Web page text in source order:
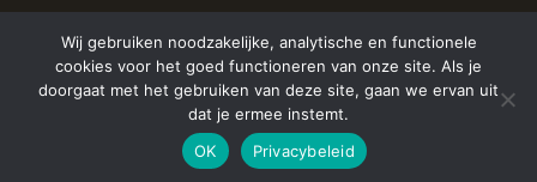
Copyright © 2024 Aurelia Schoonheidssalon | All
Rights Reserved | WebdesignAppdsgn
Wij gebruiken noodzakelijke, analytische en functionele
cookies voor het goed functioneren van onze site. Als je
doorgaat met het gebruiken van deze site, gaan we ervan uit
dat je ermee instemt.
OK
Privacybeleid